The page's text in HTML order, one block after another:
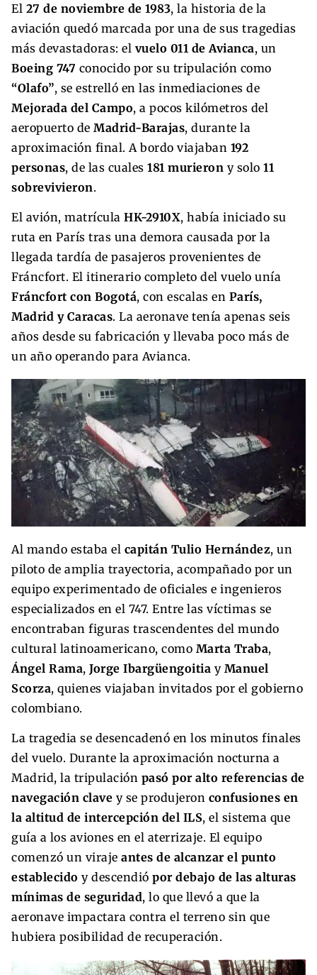
El 27 de noviembre de 1983, la historia de la
aviación quedó marcada por una de sus tragedias
más devastadoras: el vuelo 011 de Avianca, un
Boeing 747 conocido por su tripulación como
“Olafo”, se estrelló en las inmediaciones de
Mejorada del Campo, a pocos kilómetros del
aeropuerto de Madrid-Barajas, durante la
aproximación final. A bordo viajaban 192
personas, de las cuales 181 murieron y solo 11
sobrevivieron.
El avión, matrícula HK-2910X, había iniciado su
ruta en París tras una demora causada por la
llegada tardía de pasajeros provenientes de
Fráncfort. El itinerario completo del vuelo unía
Fráncfort con Bogotá, con escalas en París,
Madrid y Caracas. La aeronave tenía apenas seis
años desde su fabricación y llevaba poco más de
un año operando para Avianca.
Al mando estaba el capitán Tulio Hernández, un
piloto de amplia trayectoria, acompañado por un
equipo experimentado de oficiales e ingenieros
especializados en el 747. Entre las víctimas se
encontraban figuras trascendentes del mundo
cultural latinoamericano, como Marta Traba,
Ángel Rama, Jorge Ibargüengoitia y Manuel
Scorza, quienes viajaban invitados por el gobierno
colombiano.
La tragedia se desencadenó en los minutos finales
del vuelo. Durante la aproximación nocturna a
Madrid, la tripulación pasó por alto referencias de
navegación clave y se produjeron confusiones en
la altitud de intercepción del ILS, el sistema que
guía a los aviones en el aterrizaje. El equipo
comenzó un viraje antes de alcanzar el punto
establecido y descendió por debajo de las alturas
mínimas de seguridad, lo que llevó a que la
aeronave impactara contra el terreno sin que
hubiera posibilidad de recuperación.